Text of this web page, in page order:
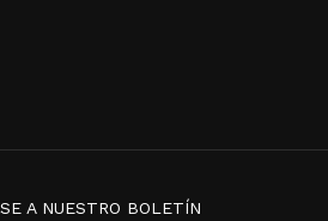
A NUESTRO BOLETÍN